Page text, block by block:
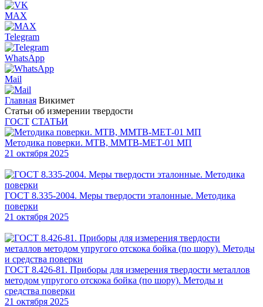
MAX
Telegram
WhatsApp
Mail
Главная Викимет
Статьи об измерении твердости
ГОСТ СТАТЬИ
Методика поверки. МТВ, ММТВ-МЕТ-01 МП
21 октября 2025
ГОСТ 8.335-2004. Меры твердости эталонные. Методика
поверки
21 октября 2025
ГОСТ 8.426-81. Приборы для измерения твердости металлов
методом упругого отскока бойка (по шору). Методы и
средства поверки
21 октября 2025